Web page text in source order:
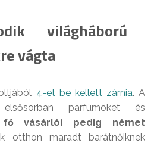
világháború
vágta
4-et be kellett zárnia. A
parfümöket és
fő vásárlói pedig német
otthon maradt barátnőiknek